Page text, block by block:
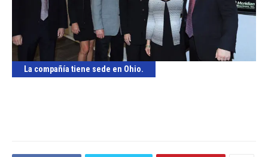
La compañía tiene sede en Ohio.